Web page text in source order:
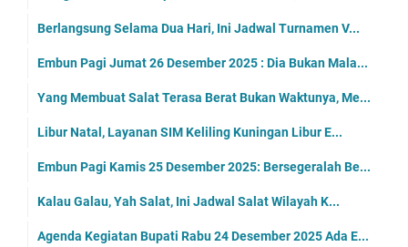
Berlangsung Selama Dua Hari, Ini Jadwal Turnamen V...
Embun Pagi Jumat 26 Desember 2025 : Dia Bukan Mala...
Yang Membuat Salat Terasa Berat Bukan Waktunya, Me...
Libur Natal, Layanan SIM Keliling Kuningan Libur E...
Embun Pagi Kamis 25 Desember 2025: Bersegeralah Be...
Kalau Galau, Yah Salat, Ini Jadwal Salat Wilayah K...
Agenda Kegiatan Bupati Rabu 24 Desember 2025 Ada E...